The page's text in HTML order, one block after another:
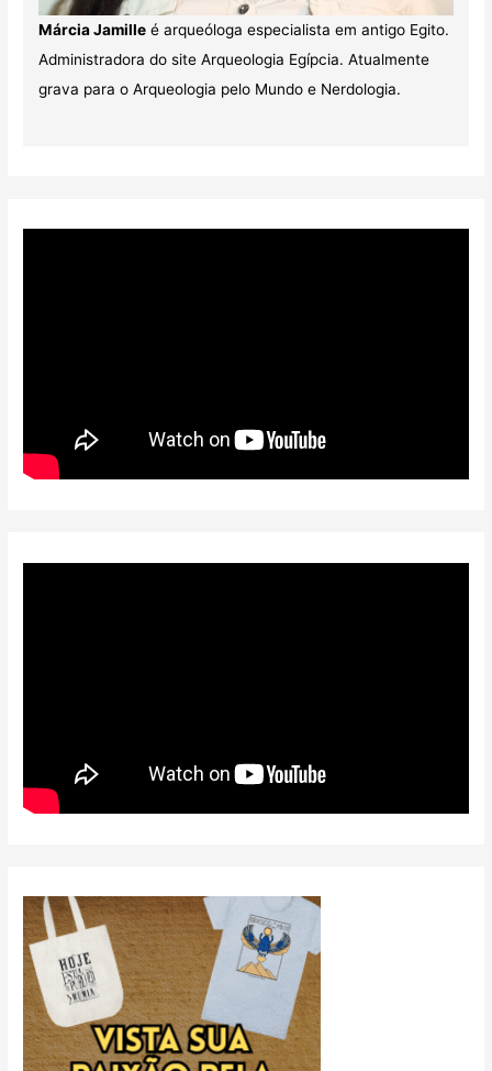
Márcia Jamilleé arqueóloga especialista em antigo Egito.
Administradora do site Arqueologia Egípcia. Atualmente
grava para o Arqueologia pelo Mundo e Nerdologia.